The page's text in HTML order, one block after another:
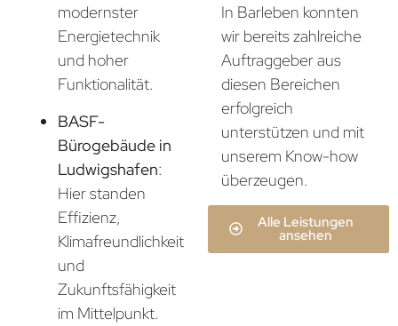
modernster
Energietechnik
und hoher
Funktionalität.
BASF-
Bürogebäude in
Ludwigshafen:
Hier standen
Effizienz,
Klimafreundlichkeit
und
Zukunftsfähigkeit
im Mittelpunkt.
In Barleben konnten
wir bereits zahlreiche
Auftraggeber aus
diesen Bereichen
erfolgreich
unterstützen und mit
unserem Know-how
überzeugen.
Alle Leistungen
ansehen